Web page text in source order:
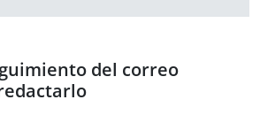
del correo